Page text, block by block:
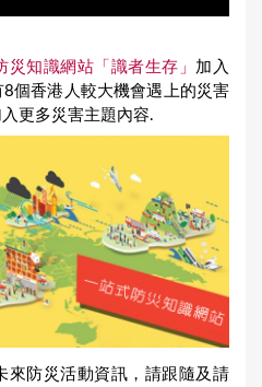
災知識網站「識者生存」 加入
8個香港人較大機會遇上的災害
更多災害主題內容.
來防災活動資訊，請跟隨及請